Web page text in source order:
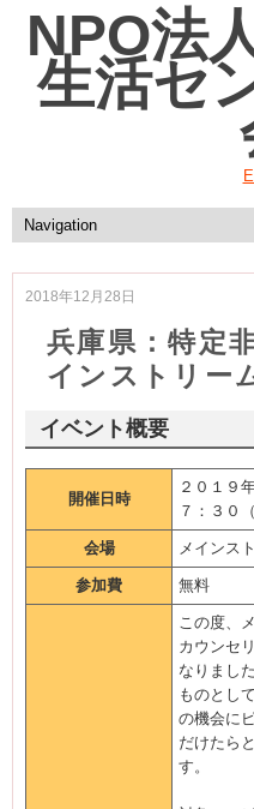
NPO法
生活セ
2018年12月28日
兵庫県：特定
インストリー
イベント概要
開催日時
２０１９
７：３０
会場 メインス
参加費 無料
この度、
カウンセ
なりまし
ものとし
の機会に
だけたら
す。